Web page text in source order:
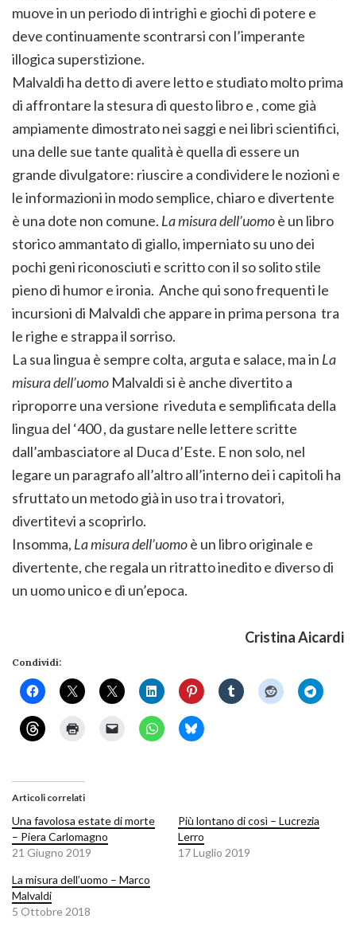
muove in un periodo di intrighi e giochi di potere e
deve continuamente scontrarsi con l’imperante
illogica superstizione.
Malvaldi ha detto di avere letto e studiato molto prima
di affrontare la stesura di questo libro e , come già
ampiamente dimostrato nei saggi e nei libri scientifici,
una delle sue tante qualità è quella di essere un
grande divulgatore: riuscire a condividere le nozioni e
le informazioni in modo semplice, chiaro e divertente
è una dote non comune. La misura dell’uomoè un libro
storico ammantato di giallo, imperniato su uno dei
pochi geni riconosciuti e scritto con il so solito stile
pieno di humor e ironia. Anche qui sono frequenti le
incursioni di Malvaldi che appare in prima persona tra
le righe e strappa il sorriso.
La sua lingua è sempre colta, arguta e salace, ma in La
misura dell’uomo Malvaldi si è anche divertito a
riproporre una versione riveduta e semplificata della
lingua del ‘400 , da gustare nelle lettere scritte
dall’ambasciatore al Duca d’Este. E non solo, nel
legare un paragrafo all’altro all’interno dei i capitoli ha
sfruttato un metodo già in uso tra i trovatori,
divertitevi a scoprirlo.
Insomma, La misura dell’uomoè un libro originale e
divertente, che regala un ritratto inedito e diverso di
un uomo unico e di un’epoca.
Cristina Aicardi
Condividi:
Articoli correlati
Una favolosa estate di morte
– Piera Carlomagno
21 Giugno 2019
Più lontano di così – Lucrezia
Lerro
17 Luglio 2019
La misura dell’uomo – Marco
Malvaldi
5 Ottobre 2018